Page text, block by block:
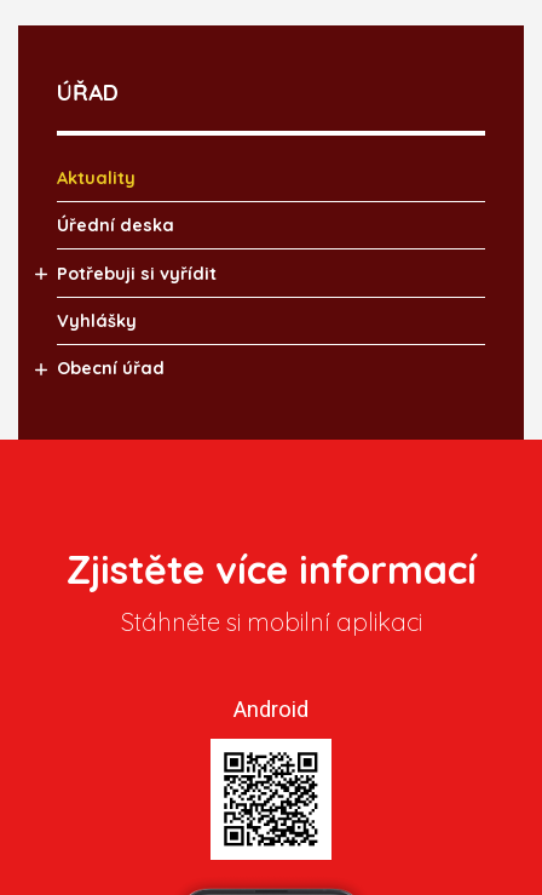
ÚŘAD
Aktuality
Úřední deska
Potřebuji si vyřídit
Vyhlášky
Obecní úřad
Zjistěte více informací
Stáhněte si mobilní aplikaci
Android